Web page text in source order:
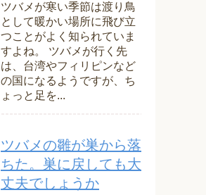
ツバメが寒い季節は渡り鳥
として暖かい場所に飛び立
つことがよく知られていま
すよね。 ツバメが行く先
は、台湾やフィリピンなど
の国になるようですが、ち
ょっと足を...
ツバメの雛が巣から落
ちた。巣に戻しても大
丈夫でしょうか